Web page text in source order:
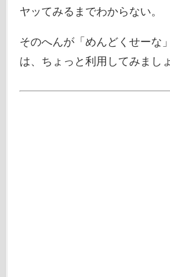
ヤッてみるまでわからない。
そのへんが「めんどくせーな
は、ちょっと利用してみまし